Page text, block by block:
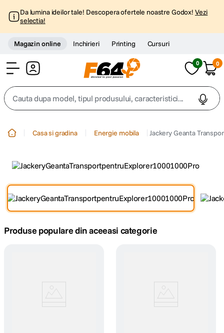
Da lumina ideilor tale! Descopera ofertele noastre Godox! Vezi
selectia!
Magazin online Inchirieri Printing Cursuri
0 0
Cauta dupa model, tipul produsului, caracteristici...
3. trepied telefon
sony fx
Casa si gradina Energie mobila Jackery Geanta
Produse populare din aceeasi categorie